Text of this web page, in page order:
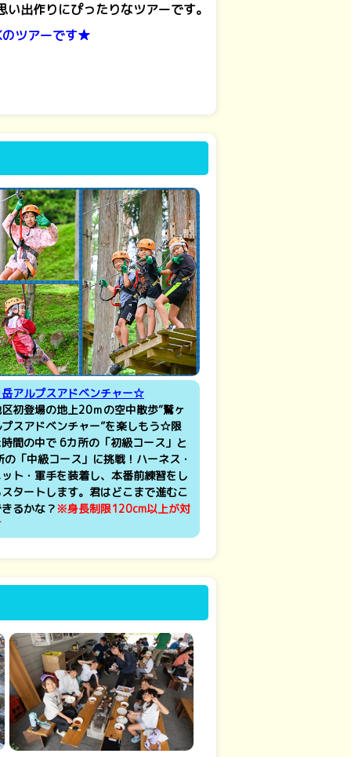
出作りにぴったりなツアーです。
のツアーです★
アルプスアドベンチャー☆
初登場の地上20ｍの空中散歩“鷲ヶ
スアドベンチャー”を楽しもう☆限
間の中で 6カ所の「初級コース」と
「中級コース」に挑戦！ハーネス・
ト・軍手を装着し、本番前練習をし
タートします。君はどこまで進むこ
るかな？※身長制限120cm以上が対